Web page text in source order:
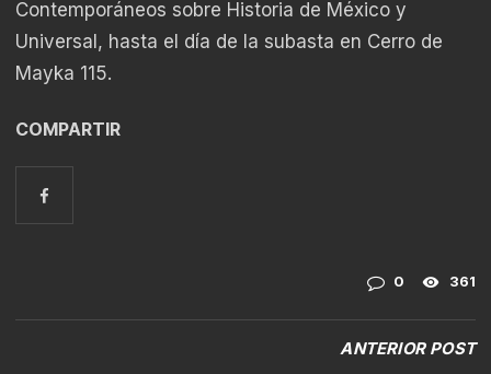
Contemporáneos sobre Historia de México y
Universal, hasta el día de la subasta en Cerro de
Mayka 115.
COMPARTIR
0 361
ANTERIOR POST